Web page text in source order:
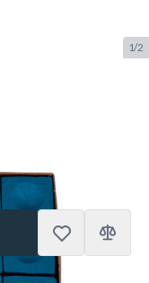
1/2
Op voorraad